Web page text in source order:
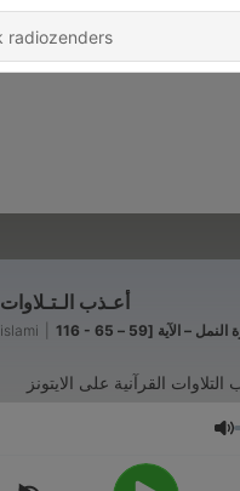
أعـذب الـتـلاوات
islami
التلاوات القرآنية على الايتونز